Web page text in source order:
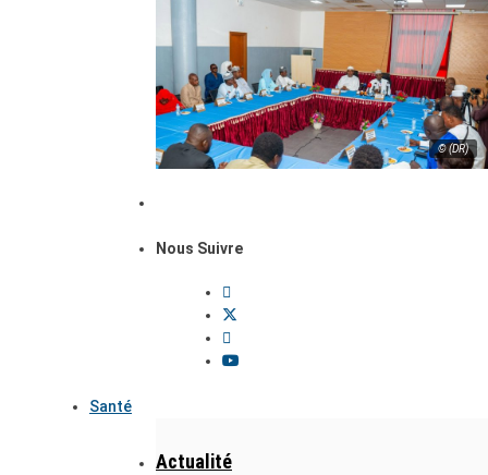
© (DR)
Nous Suivre
Santé
Actualité